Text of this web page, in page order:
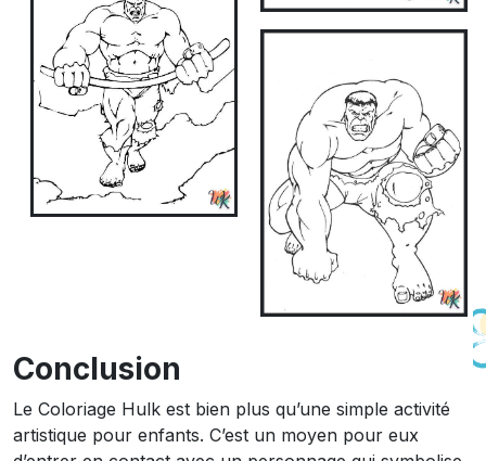
Conclusion
Le Coloriage Hulk est bien plus qu’une simple activité
artistique pour enfants. C’est un moyen pour eux